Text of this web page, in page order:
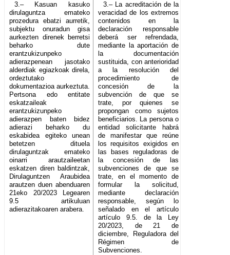
3.– Kasuan kasuko
dirulaguntza emateko
prozedura ebatzi aurretik,
subjektu onuradun gisa
aurkezten direnek berretsi
beharko dute
erantzukizunpeko
adierazpenean jasotako
alderdiak egiazkoak direla,
ordeztutako
dokumentazioa aurkeztuta.
Pertsona edo entitate
eskatzaileak
erantzukizunpeko
adierazpen baten bidez
adierazi beharko du
eskabidea egiteko unean
betetzen dituela
dirulaguntzak emateko
oinarri arautzaileetan
eskatzen diren baldintzak,
Dirulaguntzen Araubidea
arautzen duen abenduaren
21eko 20/2023 Legearen
9.5 artikuluan
adierazitakoaren arabera.
3.– La acreditación de la
veracidad de los extremos
contenidos en la
declaración responsable
deberá ser refrendada,
mediante la aportación de
la documentación
sustituida, con anterioridad
a la resolución del
procedimiento de
concesión de la
subvención de que se
trate, por quienes se
propongan como sujetos
beneficiarios. La persona o
entidad solicitante habrá
de manifestar que reúne
los requisitos exigidos en
las bases reguladoras de
la concesión de las
subvenciones de que se
trate, en el momento de
formular la solicitud,
mediante declaración
responsable, según lo
señalado en el artículo
artículo 9.5. de la Ley
20/2023, de 21 de
diciembre, Reguladora del
Régimen de
Subvenciones.